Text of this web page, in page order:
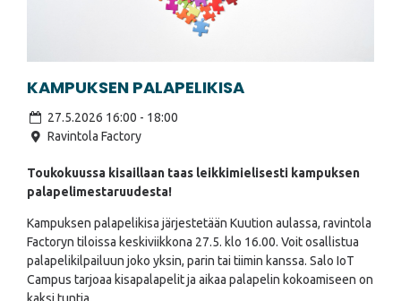
KAMPUKSEN PALAPELIKISA
27.5.2026 16:00 - 18:00
Ravintola Factory
Toukokuussa kisaillaan taas leikkimielisesti kampuksen
palapelimestaruudesta!
Kampuksen palapelikisa järjestetään Kuution aulassa, ravintola
Factoryn tiloissa keskiviikkona 27.5. klo 16.00. Voit osallistua
palapelikilpailuun joko yksin, parin tai tiimin kanssa. Salo IoT
Campus tarjoaa kisapalapelit ja aikaa palapelin kokoamiseen on
kaksi tuntia.